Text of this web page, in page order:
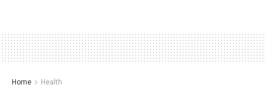
Home Health